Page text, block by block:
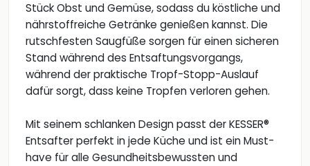
Stück Obst und Gemüse, sodass du köstliche und
nährstoffreiche Getränke genießen kannst. Die
rutschfesten Saugfüße sorgen für einen sicheren
Stand während des Entsaftungsvorgangs,
während der praktische Tropf-Stopp-Auslauf
dafür sorgt, dass keine Tropfen verloren gehen.
Mit seinem schlanken Design passt der KESSER®
Entsafter perfekt in jede Küche und ist ein Must-
have für alle Gesundheitsbewussten und